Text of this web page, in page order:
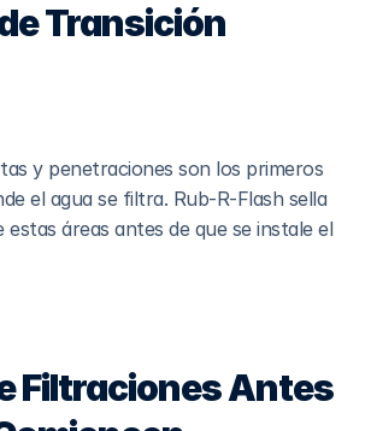
Transición
y penetraciones son los primeros
el agua se filtra. Rub-R-Flash sella
áreas antes de que se instale el
Filtraciones Antes